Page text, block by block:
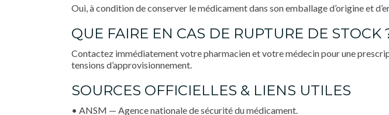
Oui, à condition de conserver le médicament dans son emballage d’origine et
QUE FAIRE EN CAS DE RUPTURE DE STOCK
Contactez immédiatement votre pharmacien et votre médecin pour une
tensions d’approvisionnement.
SOURCES OFFICIELLES & LIENS UTILES
• ANSM — Agence nationale de sécurité du médicament.